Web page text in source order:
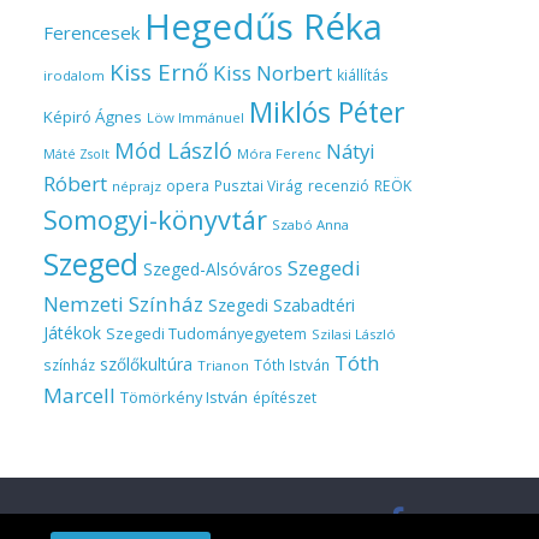
Ferencesek Hegedűs Réka
irodalom Kiss Ernő Kiss Norbert kiállítás
Képiró Ágnes Löw Immánuel Miklós Péter
Máté Zsolt Mód László Móra Ferenc Nátyi
Róbert néprajz opera Pusztai Virág recenzió REÖK
Somogyi-könyvtár Szabó Anna
Szeged Szeged-Alsóváros Szegedi
Nemzeti Színház Szegedi Szabadtéri
Játékok Szegedi Tudományegyetem Szilasi László
színház szőlőkultúra Trianon Tóth István Tóth
Marcell Tömörkény István építészet